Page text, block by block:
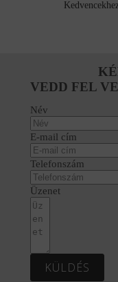
VEDD FEL
Név
E-mail cím
Telefonszám
Üzenet
KÜLDÉS